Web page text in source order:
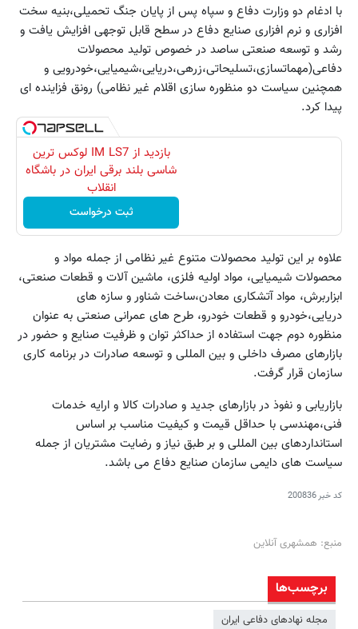
با ادغام دو وزارت دفاع و سپاه پس از پایان جنگ تحمیلی،بنیه سخت
افزاری و نرم افزاری صنایع دفاع در سطح قابل توجهی افزایش یافت و
رشد و توسعه صنعتی ساصد در خصوص تولید محصولات
دفاعی(مهماتسازی،تسلیحاتی،زرهی،دریایی،شیمیایی،خودرویی و
همچنین سیاست دو منظوره سازی اقلام غیر نظامی) رونق فزاینده ای
پیدا کرد.
بازدید از IM LS7 لوکس ترین
شاسی بلند برقی ایران در باشگاه
انقلاب
ثبت درخواست
علاوه بر این تولید محصولات متنوع غیر نظامی از جمله مواد و
محصولات شیمیایی، مواد اولیه فلزی، ماشین آلات و قطعات صنعتی،
ابزاربرش، مواد آتشکاری معادن،ساخت شناور و سازه های
دریایی،خودرو و قطعات خودرو، طرح های عمرانی صنعتی به عنوان
منظوره دوم جهت استفاده از حداکثر توان و ظرفیت صنایع و حضور در
بازارهای مصرف داخلی و بین المللی و توسعه صادرات در برنامه کاری
سازمان قرار گرفت.
بازاریابی و نفوذ در بازارهای جدید و صادرات کالا و ارایه خدمات
فنی،مهندسی با حداقل قیمت و کیفیت مناسب بر اساس
استانداردهای بین المللی و بر طبق نیاز و رضایت مشتریان از جمله
سیاست های دایمی سازمان صنایع دفاع می باشد.
کد خبر200836
منبع: همشهری آنلاین
برچسب‌ها
مجله نهادهای دفاعی ایران